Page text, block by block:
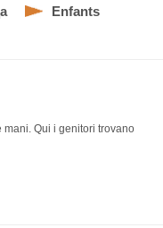
Enfants
Qui i genitori trovano